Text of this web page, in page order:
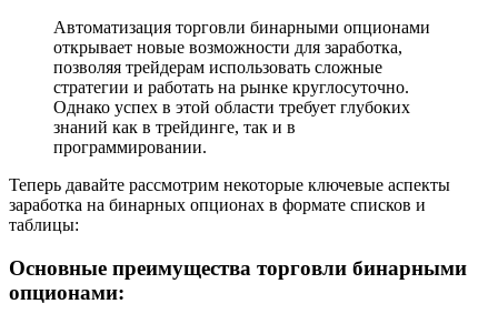
Автоматизация торговли бинарными опционами
открывает новые возможности для заработка,
позволяя трейдерам использовать сложные
стратегии и работать на рынке круглосуточно.
Однако успех в этой области требует глубоких
знаний как в трейдинге, так и в
программировании.
Теперь давайте рассмотрим некоторые ключевые аспекты
заработка на бинарных опционах в формате списков и
таблицы:
Основные преимущества торговли бинарными
опционами: